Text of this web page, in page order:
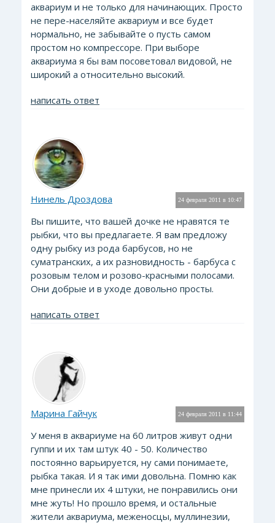
аквариум и не только для начинающих. Просто
не пере-населяйте аквариум и все будет
нормально, не забывайте о пусть самом
простом но компрессоре. При выборе
аквариума я бы вам посоветовал видовой, не
широкий а относительно высокий.
написать ответ
24 февраля 2011 в 10:47
Нинель Дроздова
Вы пишите, что вашей дочке не нравятся те
рыбки, что вы предлагаете. Я вам предложу
одну рыбку из рода барбусов, но не
суматранских, а их разновидность - барбуса с
розовым телом и розово-красными полосами.
Они добрые и в уходе довольно просты.
написать ответ
24 февраля 2011 в 11:44
Марина Гайчук
У меня в аквариуме на 60 литров живут одни
гуппи и их там штук 40 - 50. Количество
постоянно варьируется, ну сами понимаете,
рыбка такая. И я так ими довольна. Помню как
мне принесли их 4 штуки, не понравились они
мне жуть! Но прошло время, и остальные
жители аквариума, меженосцы, муллинезии,